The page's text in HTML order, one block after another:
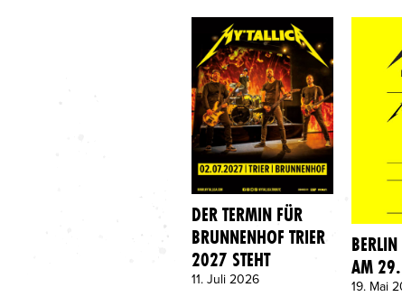
DER TERMIN FÜR
BRUNNENHOF TRIER
2027 STEHT
11. Juli 2026
AM
19. Mai